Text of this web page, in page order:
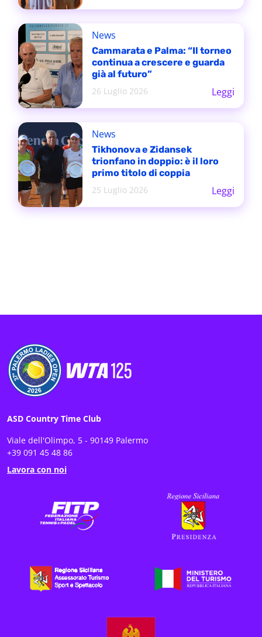
News
Cammarata e Palma: “Il torneo
continua a crescere e guarda
già al futuro”
26 Luglio 2026
Leggi
News
Tikhonova e Zidansek
trionfano in doppio: è il loro
primo titolo di coppia
25 Luglio 2026
Leggi
ASD Country Time Club
Viale dell'Olimpo, 5 - 90149 Palermo
+39 091 45 48 86
Lavora con noi